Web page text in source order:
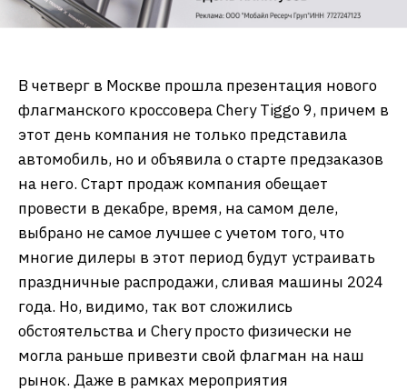
В четверг в Москве прошла презентация нового
флагманского кроссовера Chery Tiggo 9, причем в
этот день компания не только представила
автомобиль, но и объявила о старте предзаказов
на него. Старт продаж компания обещает
провести в декабре, время, на самом деле,
выбрано не самое лучшее с учетом того, что
многие дилеры в этот период будут устраивать
праздничные распродажи, сливая машины 2024
года. Но, видимо, так вот сложились
обстоятельства и Chery просто физически не
могла раньше привезти свой флагман на наш
рынок. Даже в рамках мероприятия